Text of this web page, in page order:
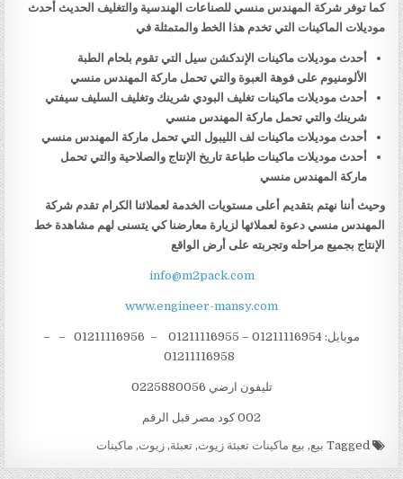
كما توفر شركة المهندس منسي للصناعات الهندسية والتغليف الحديث أحدث
موديلات الماكينات التي تخدم هذا الخط والمتمثلة في
أحدث موديلات ماكينات الإندكشن سيل التي تقوم بلحام الطبة
الألومنيوم على فوهة العبوة والتي تحمل ماركة المهندس منسي
أحدث موديلات ماكينات تغليف البودي شرينك وتغليف السليف سيفتي
شرينك والتي تحمل ماركة المهندس منسي
أحدث موديلات ماكينات لف الليبول التي تحمل ماركة المهندس منسي
أحدث موديلات ماكينات طباعة تاريخ الإنتاج والصلاحية والتي تحمل
ماركة المهندس منسي
وحيث أننا نهتم بتقديم أعلى مستويات الخدمة لعملائنا الكرام تقدم شركة
المهندس منسي دعوة لعملائها لزيارة معارضنا كي يتسنى لهم مشاهدة خط
الإنتاج بجميع مراحله وتجربته على أرض الواقع
info@m2pack.com
www.engineer-mansy.com
موبايل: 01211116954 – 01211116955 – 01211116956 – –
تليفون ارضي 0225880056
002 كود مصر قبل الرقم
Tagged بيع, بيع ماكينات تعبئة زيوت,تعبئة,زيوت, ماكينات